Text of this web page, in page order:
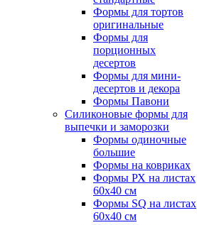
Формы для тортов
оригинальные
Формы для
порционных
десертов
Формы для мини-
десертов и декора
Формы Павони
Силиконовые формы для
выпечки и заморозки
Формы одиночные
большие
Формы на ковриках
Формы РХ на листах
60х40 см
Формы SQ на листах
60х40 см